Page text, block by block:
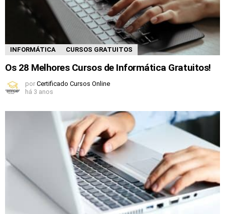
INFORMÁTICA CURSOS GRATUITOS
Os 28 Melhores Cursos de Informática Gratuitos!
por Certificado Cursos Online
há 3 anos